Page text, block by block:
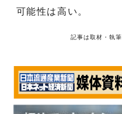
可能性は高い。
記事は取材・執